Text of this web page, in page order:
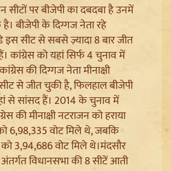
पर Jammu-Kashmir में भारी
सस्पेंड और हाईवे हुआ सील
सीटों पर बीजेपी का दबदबा है उनमें
बीजेपी के दिग्गज नेता रहे
इस सीट से सबसे ज़्यादा 8 बार जीत
कांग्रेस को यहां सिर्फ 4 चुनाव में
की दिग्गज नेता मीनाक्षी
से जीत चुकी है, फिलहाल बीजेपी
से सांसद हैं। 2014 के चुनाव में
की मीनाक्षी नटराजन को हराया
6,98,335 वोट मिले थे, जबकि
को 3,94,686 वोट मिले थे।मंदसौर
विधानसभा की 8 सीटें आती